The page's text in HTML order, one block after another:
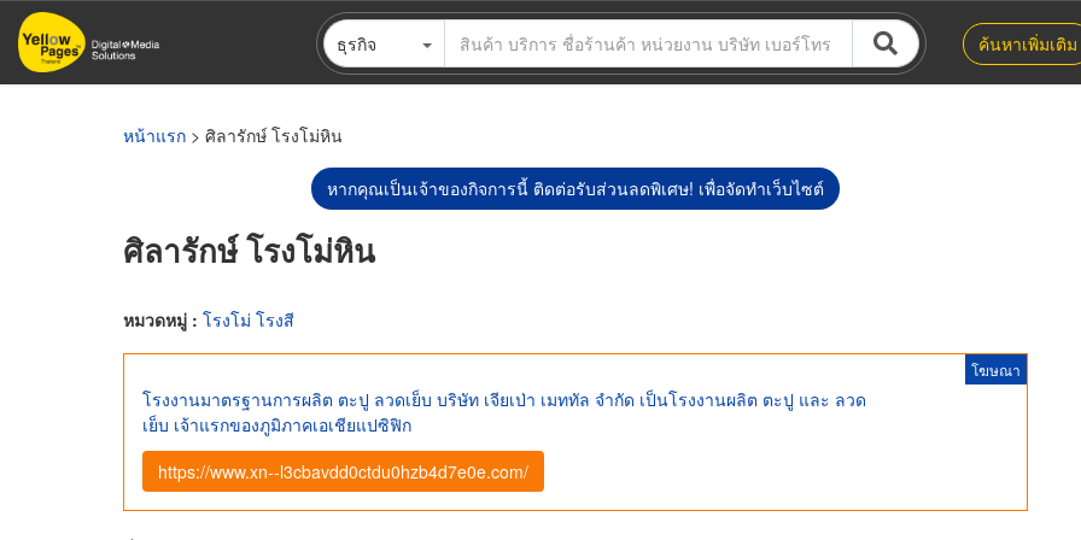
ข้าม
ไป
ธุรกิจ ค้นหาเพิ่มเติม
หน้าแรก > ศิลารักษ์ โรงโม่หิน
หากคุณเป็นเจ้าของกิจการนี้ ติดต่อรับส่วนลดพิเศษ! เพื่อจัดทำเว็บไซต์
ศิลารักษ์ โรงโม่หิน
หมวดหมู่ : โรงโม่ โรงสี
โฆษณา
โรงงานมาตรฐานการผลิต ตะปู ลวดเย็บ บริษัท เจียเป่า เมททัล จำกัด เป็นโรงงานผลิต ตะปู และ ลวด
เย็บ เจ้าแรกของภูมิภาคเอเชียแปซิฟิก
https://www.xn--l3cbavdd0ctdu0hzb4d7e0e.com/